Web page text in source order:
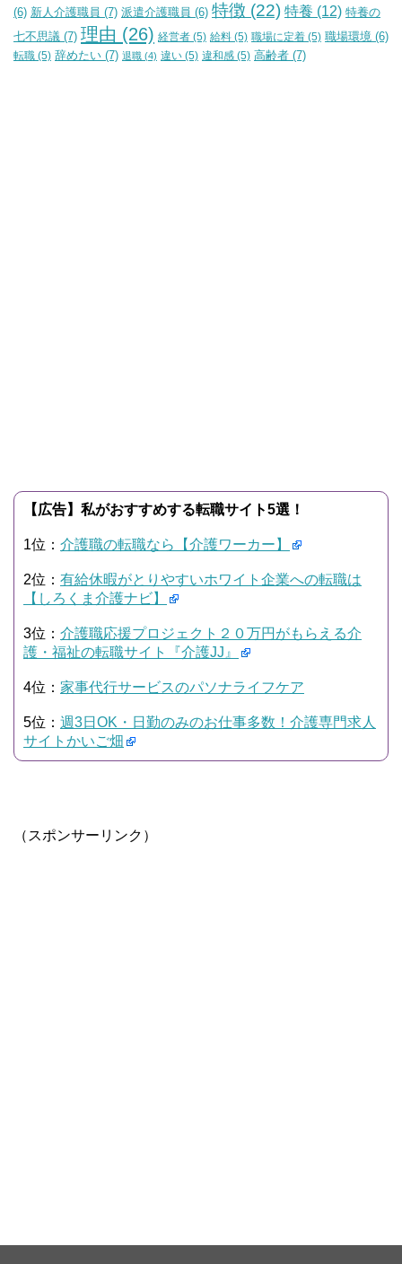
(6) 新人介護職員 (7) 派遣介護職員 (6) 特徴 (22) 特養 (12) 特養の
七不思議 (7) 理由 (26) 経営者 (5) 給料 (5) 職場に定着 (5) 職場環境 (6)
転職 (5) 辞めたい (7) 退職 (4) 違い (5) 違和感 (5) 高齢者 (7)
【広告】私がおすすめする転職サイト5選！
1位： 介護職の転職なら【介護ワーカー】
2位： 有給休暇がとりやすいホワイト企業への転職は
【しろくま介護ナビ】
3位： 介護職応援プロジェクト２０万円がもらえる介
護・福祉の転職サイト『介護JJ』
4位： 家事代行サービスのパソナライフケア
5位： 週3日OK・日勤のみのお仕事多数！介護専門求人
サイトかいご畑
（スポンサーリンク）